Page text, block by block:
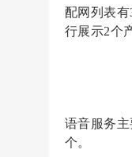
配网列表有
行展示2个
语音服务
个。